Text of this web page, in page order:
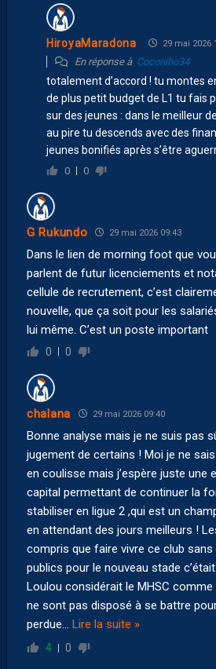
HiroyaMaradona 29 mai 2026
En réponse à Coconiho34
totalement d’accord ! tu montes
de plus petit budget de L1 tu fais
sur des jeunes : dans le meilleur
au pire tu descends avec des
jeunes bonifiés après s’être
0 0
G Rukundo 29 mai 2026 09:43
Dans le lien de morning foot que
parlent de futur licenciements et
cellule de recrutement, c’est
nouvelle, que ça soit pour les
lui même. C’est un poste important
0 0
chalana 29 mai 2026 09:40
Bonne analyse mais je ne suis pas
jugement de certains ! Moi je ne sais
en coulisse mais j’espère juste une
capital permettant de continuer la
stabiliser en ligue 2 ,qui est un
en attendant des jours meilleurs !
compris que faire vivre ce club sans
publics pour le nouveau stade
Loulou considérait le MHSC comme
ne sont pas disposé à se battre
perdue
Lire la suite »
4 0